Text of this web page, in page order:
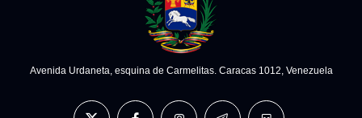
Avenida Urdaneta, esquina de Carmelitas. Caracas 1012, Venezuela